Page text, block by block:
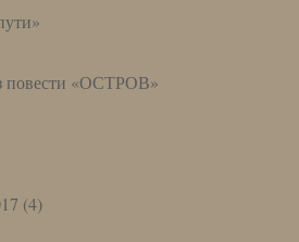
повести «ОСТРОВ»
(4)